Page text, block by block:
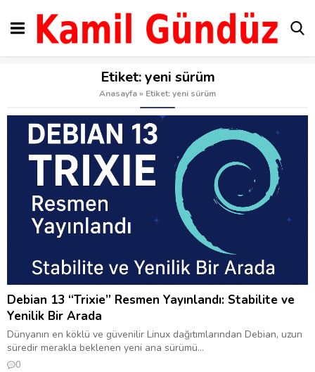
Etiket:yeni sürüm
Anasayfa» Etiket: yeni sürüm
Debian 13 “Trixie” Resmen Yayınlandı: Stabilite ve
Yenilik Bir Arada
Dünyanın en köklü ve güvenilir Linux dağıtımlarından Debian, uzun
süredir merakla beklenen yeni ana sürümü...
0